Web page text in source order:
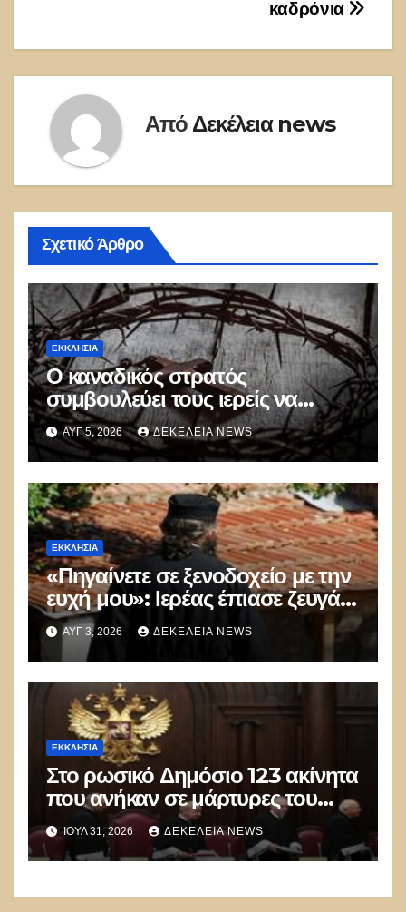
καδρόνια
Από Δεκέλεια news
Σχετικό Άρθρο
ΕΚΚΛΗΣΊΑ
Ο καναδικός στρατός
συμβουλεύει τους ιερείς να
αποφεύγουν τις προσευχές και
τις αναφορές στον Θεό
ΑΥΓ 5, 2026 ΔΕΚΈΛΕΙΑ NEWS
ΕΚΚΛΗΣΊΑ
«Πηγαίνετε σε ξενοδοχείο με την
ευχή μου»: Ιερέας έπιασε ζευγάρι
να ερωτοτροπεί μέσα σε ναό &
τους έδωσε 100 ευρώ!
ΑΥΓ 3, 2026 ΔΕΚΈΛΕΙΑ NEWS
ΕΚΚΛΗΣΊΑ
Στο ρωσικό Δημόσιο 123 ακίνητα
που ανήκαν σε μάρτυρες του
Ιεχωβά
ΙΟΎΛ 31, 2026 ΔΕΚΈΛΕΙΑ NEWS